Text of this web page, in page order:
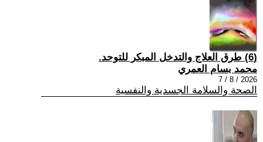
(6) طرق العلاج والتدخل المبكر للتوحد.
محمد بسام العمري
2026 / 8 / 7
الصحة والسلامة الجسدية والنفسية